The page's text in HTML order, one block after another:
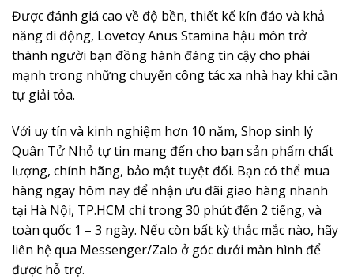
Được đánh giá cao về độ bền, thiết kế kín đáo và khả
năng di động, Lovetoy Anus Stamina hậu môn trở
thành người bạn đồng hành đáng tin cậy cho phái
mạnh trong những chuyến công tác xa nhà hay khi cần
tự giải tỏa.
Với uy tín và kinh nghiệm hơn 10 năm, Shop sinh lý
Quân Tử Nhỏ tự tin mang đến cho bạn sản phẩm chất
lượng, chính hãng, bảo mật tuyệt đối. Bạn có thể mua
hàng ngay hôm nay để nhận ưu đãi giao hàng nhanh
tại Hà Nội, TP.HCM chỉ trong 30 phút đến 2 tiếng, và
toàn quốc 1 – 3 ngày. Nếu còn bất kỳ thắc mắc nào, hãy
liên hệ qua Messenger/Zalo ở góc dưới màn hình để
được hỗ trợ.